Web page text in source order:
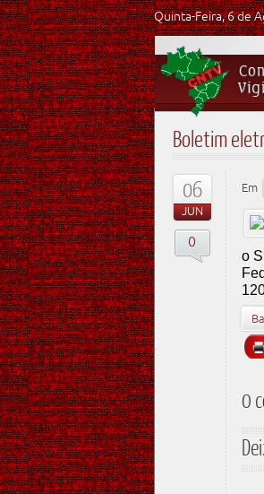
Quinta-Feira, 6 de
Boletim
06
JUN
0
Em
o
0